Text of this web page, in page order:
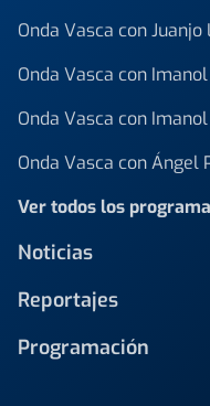
Onda Vasca con
Onda Vasca con
Onda Vasca con
Onda Vasca con Ángel
Ver todos los
Noticias
Reportajes
Programación